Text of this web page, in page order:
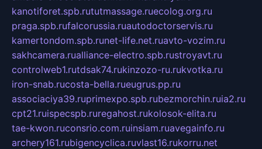
kanotiforet.spb.rututmassage.ruecolog.org.ru
praga.spb.rufalcorussia.ruautodoctorservis.ru
kamertondom.spb.runet-life.net.ruavto-vozim.ru
sakhcamera.rualliance-electro.spb.rustroyavt.ru
controlweb1.rutdsak74.rukinzozo-ru.rukvotka.ru
iron-snab.rucosta-bella.rueugrus.pp.ru
associaciya39.ruprimexpo.spb.rubezmorchin.ruia2.ru
cpt21.ruispecspb.ruregahost.rukolosok-elita.ru
tae-kwon.ruconsrio.com.ruinsiam.ruavegainfo.ru
archery161.rubigencyclica.ruvlast16.rukorru.net